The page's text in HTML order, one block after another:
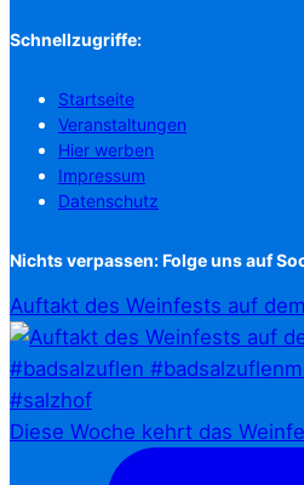
Schnellzugriffe:
Startseite
Veranstaltungen
Hier werben
Impressum
Datenschutz
Nichts verpassen: Folge uns auf
Auftakt des Weinfests auf
Diese Woche kehrt das